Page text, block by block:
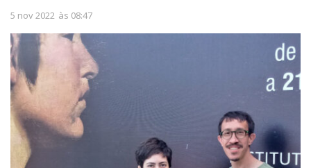
5 nov 2022 às 08:47